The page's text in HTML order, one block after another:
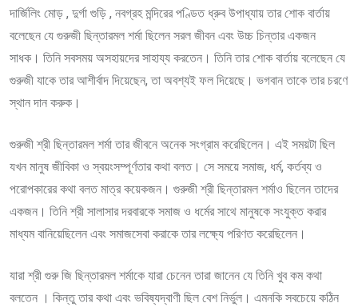
দার্জিলিং মোড় , দুর্গা গুড়ি , নবগ্রহ মন্দিরের পণ্ডিত ধ্রুব উপাধ্যায় তার শোক বার্তায়
বলেছেন যে গুরুজী ছিন্তারমল শর্মা ছিলেন সরল জীবন এবং উচ্চ চিন্তার একজন
সাধক। তিনি সবসময় অসহায়দের সাহায্য করতেন। তিনি তার শোক বার্তায় বলেছেন যে
গুরুজী যাকে তার আশীর্বাদ দিয়েছেন, তা অবশ্যই ফল দিয়েছে। ভগবান তাকে তার চরণে
স্থান দান করুক।
গুরুজী শ্রী ছিন্তারমল শর্মা তার জীবনে অনেক সংগ্রাম করেছিলেন। এই সময়টা ছিল
যখন মানুষ জীবিকা ও স্বয়ংসম্পূর্ণতার কথা বলত। সে সময়ে সমাজ, ধর্ম, কর্তব্য ও
পরোপকারের কথা বলত মাত্র কয়েকজন। গুরুজী শ্রী ছিন্তারমল শর্মাও ছিলেন তাদের
একজন। তিনি শ্রী সালাসার দরবারকে সমাজ ও ধর্মের সাথে মানুষকে সংযুক্ত করার
মাধ্যম বানিয়েছিলেন এবং সমাজসেবা করাকে তার লক্ষ্যে পরিণত করেছিলেন।
যারা শ্রী গুরু জি ছিন্তারমল শর্মাকে যারা চেনেন তারা জানেন যে তিনি খুব কম কথা
বলতেন । কিন্তু তার কথা এবং ভবিষ্যদ্বাণী ছিল বেশ নির্ভুল। এমনকি সবচেয়ে কঠিন